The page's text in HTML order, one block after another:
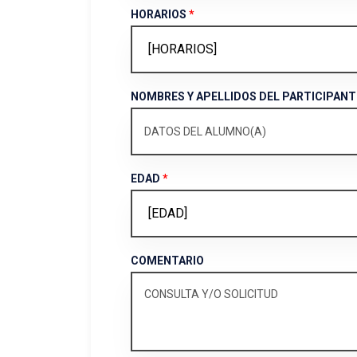
HORARIOS *
NOMBRES Y APELLIDOS DEL
EDAD *
COMENTARIO